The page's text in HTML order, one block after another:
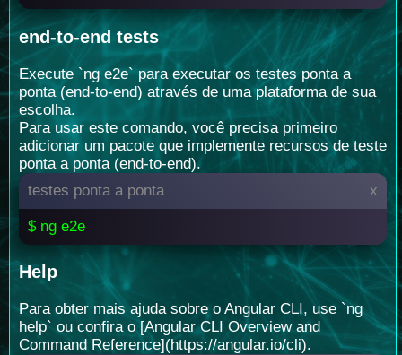
end-to-end tests
Execute `ng e2e` para executar os testes ponta a
ponta (end-to-end) através de uma plataforma de sua
escolha.
Para usar este comando, você precisa primeiro
adicionar um pacote que implemente recursos de teste
ponta a ponta (end-to-end).
testes ponta a ponta
x
$ ng e2e
Help
Para obter mais ajuda sobre o Angular CLI, use `ng
help` ou confira o [Angular CLI Overview and
Command Reference](https://angular.io/cli).